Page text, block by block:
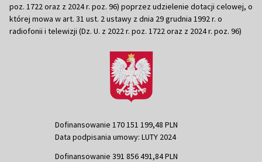
poz. 1722 oraz z 2024 r. poz. 96) poprzez udzielenie dotacji celowej, o
której mowa w art. 31 ust. 2 ustawy z dnia 29 grudnia 1992 r. o
radiofonii i telewizji (Dz. U. z 2022 r. poz. 1722 oraz z 2024 r. poz. 96)
Dofinansowanie 170 151 199,48 PLN
Data podpisania umowy: LUTY 2024
Dofinansowanie 391 856 491,84 PLN